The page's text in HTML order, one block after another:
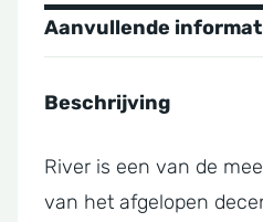
Aanvullende
Beschrijving
River is een van de
van het afgelopen